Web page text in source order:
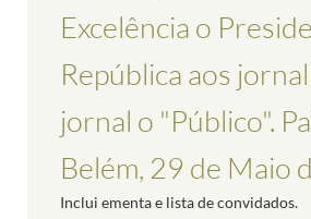
Excelência o
República aos
jornal o "Público".
Belém, 29 de Maio
Inclui ementa e lista de convidados.